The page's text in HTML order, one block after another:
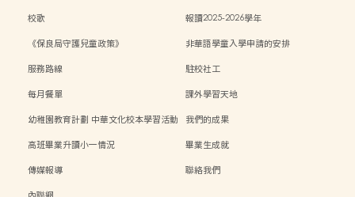
校歌
報讀2025-2026學年
《保良局守護兒童政策》
非華語學童入學申請的安排
服務路線
駐校社工
每月餐單
課外學習天地
幼稚園教育計劃 中華文化校本學習活動
我們的成果
高班畢業升讀小一情況
畢業生成就
傳媒報導
聯絡我們